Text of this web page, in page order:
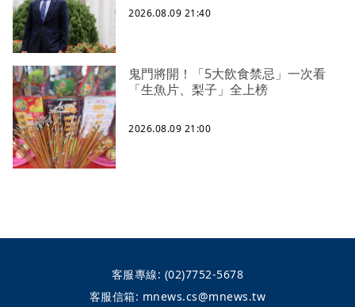
2026.08.09 21:40
鬼門將開！「5大飲食禁忌」一次看
「生魚片、梨子」全上榜
2026.08.09 21:00
客服專線: (02)7752-5678
客服信箱: mnews.cs@mnews.tw